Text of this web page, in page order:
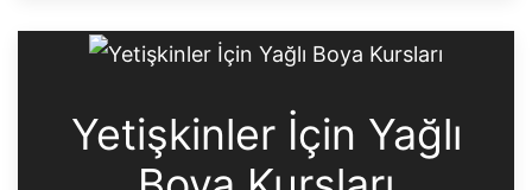
Yetişkinler İçin Yağlı